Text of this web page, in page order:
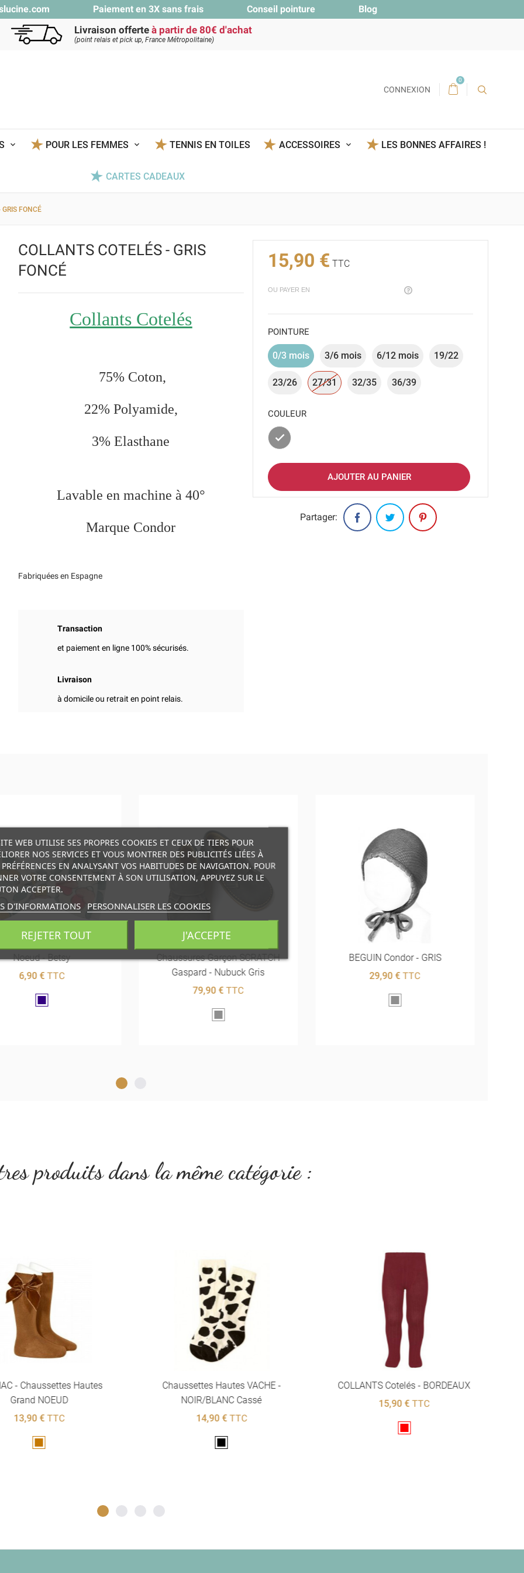
Paiement en 3X sans frais Conseil pointure Blog
Livraison offerte à partir de 80€ d'achat
(point relais et pick up, France Métropolitaine)
CONNEXION
0
POUR LES FEMMES TENNIS EN TOILES ACCESSOIRES LES BONNES AFFAIRES !
CARTES CADEAUX
FONCÉ
COLLANTS COTELÉS - GRIS
FONCÉ
Collants Cotelés
75% Coton,
22% Polyamide,
3% Elasthane
Lavable en machine à 40°
Marque Condor
Fabriquées en Espagne
Transaction
et paiement en ligne 100% sécurisés.
Livraison
à domicile ou retrait en point relais.
15,90 € TTC
OU PAYER EN
POINTURE
0/3 mois 3/6 mois 6/12 mois 19/22
23/26 27/31 32/35 36/39
COULEUR
Gris
AJOUTER AU PANIER
Partager:
Noeud - Betsy
6,90 €TTC
Marine
Chaussures Garçon SCRATCH
Gaspard - Nubuck Gris
79,90 €TTC
Gris
BEGUIN Condor - GRIS
29,90 €TTC
Gris
produits dans la même catégorie :
- Chaussettes Hautes
Grand NOEUD
13,90 €TTC
Marron
Chaussettes Hautes VACHE -
NOIR/BLANC Cassé
14,90 €TTC
Noir
COLLANTS Cotelés - BORDEAUX
15,90 €TTC
Rouge
WEB UTILISE SES PROPRES COOKIES ET CEUX DE TIERS POUR
NOS SERVICES ET VOUS MONTRER DES PUBLICITÉS LIÉES À
PRÉFÉRENCES EN ANALYSANT VOS HABITUDES DE NAVIGATION. POUR
VOTRE CONSENTEMENT À SON UTILISATION, APPUYEZ SUR LE
ACCEPTER.
D'INFORMATIONS PERSONNALISER LES COOKIES
REJETER TOUT J'ACCEPTE